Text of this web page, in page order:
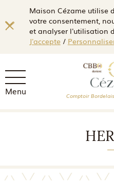
Maison Cézame utilise
votre consentement,
et analyser l'utilisation
J'accepte/
Menu Comptoir